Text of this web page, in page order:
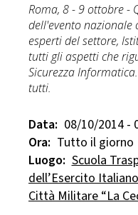
Roma, 8 - 9 ottobre -
dell'evento nazionale
esperti del settore,
tutti gli aspetti che
Sicurezza
tutti.
Data: 08/10/2014 -
Ora: Tutto il giorno
Luogo: Scuola
dell’Esercito
Città Militare “La